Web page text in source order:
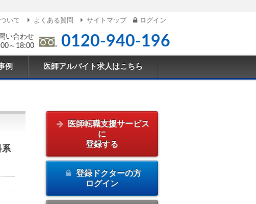
い合わせ
～18:00
0120-940-196
いて よくある質問 サイトマップ ログイン
例 医師アルバイト求人はこちら
系
医師転職支援サービス
に
登録する
登録ドクターの方
ログイン